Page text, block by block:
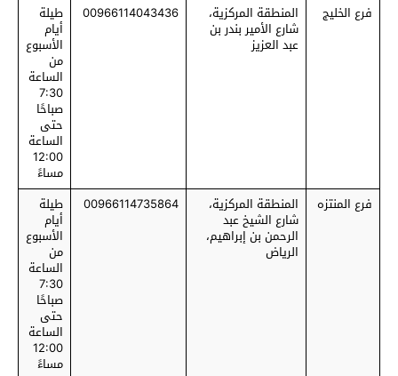
فرع الخليج
المنطقة المركزية،
شارع الأمير بندر بن
عبد العزيز
00966114043436 طيلة
أيام
الأسبوع
من
الساعة
7:30
صباحًا
حتى
الساعة
12:00
مساءً
فرع المنتزه
المنطقة المركزية،
شارع الشيخ عبد
الرحمن بن إبراهيم،
الرياض
00966114735864 طيلة
أيام
الأسبوع
من
الساعة
7:30
صباحًا
حتى
الساعة
12:00
مساءً